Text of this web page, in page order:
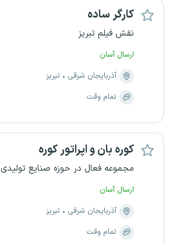
کارگر ساده
نقش فیلم تبریز
ارسال آسان
آذربایجان شرقی
تبریز
تمام وقت
کوره بان و اپراتور کوره
مجموعه فعال در حوزه صنایع تولیدی
ارسال آسان
آذربایجان شرقی
تبریز
تمام وقت